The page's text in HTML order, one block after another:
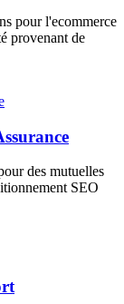
pour l'ecommerce
provenant de
des mutuelles
SEO